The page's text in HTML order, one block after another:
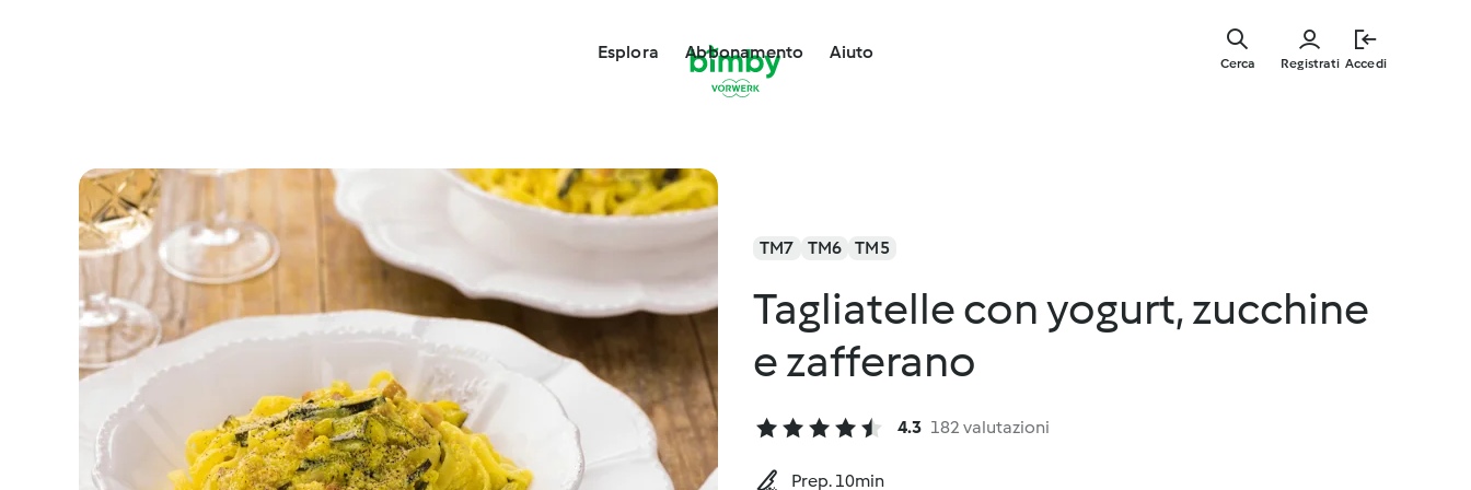
Esplora Abbonamento Aiuto
Registrati Accedi
Cerca
TM7 TM6 TM5
Tagliatelle con yogurt, zucchine
e zafferano
4.3 182 valutazioni
Prep. 10min